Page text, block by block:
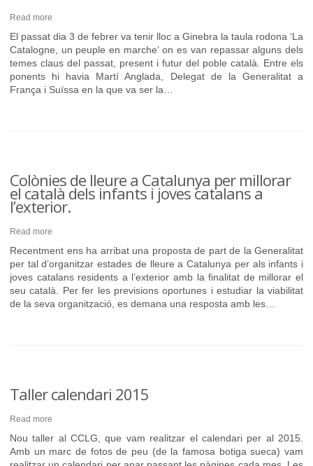
Read more
El passat dia 3 de febrer va tenir lloc a Ginebra la taula rodona ‘La
Catalogne, un peuple en marche’ on es van repassar alguns dels
temes claus del passat, present i futur del poble català. Entre els
ponents hi havia Martí Anglada, Delegat de la Generalitat a
França i Suïssa en la que va ser la…
Colònies de lleure a Catalunya per millorar
el català dels infants i joves catalans a
l’exterior.
Read more
Recentment ens ha arribat una proposta de part de la Generalitat
per tal d’organitzar estades de lleure a Catalunya per als infants i
joves catalans residents a l’exterior amb la finalitat de millorar el
seu català. Per fer les previsions oportunes i estudiar la viabilitat
de la seva organització, es demana una resposta amb les…
Taller calendari 2015
Read more
Nou taller al CCLG, que vam realitzar el calendari per al 2015.
Amb un marc de fotos de peu (de la famosa botiga sueca) vam